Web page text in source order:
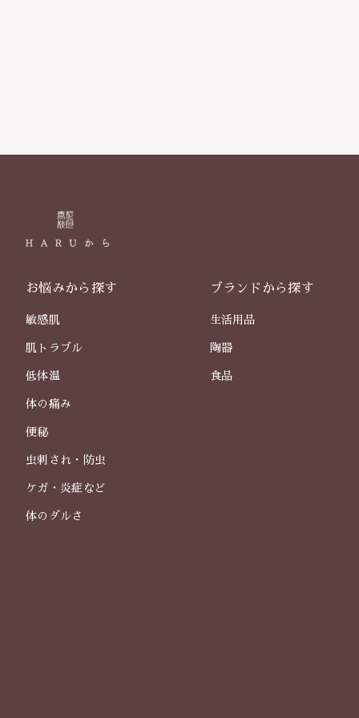
お悩みから探す
敏感肌
肌トラブル
低体温
体の痛み
便秘
虫刺され・防虫
ケガ・炎症など
体のダルさ
ブランドから探す
生活用品
陶器
食品